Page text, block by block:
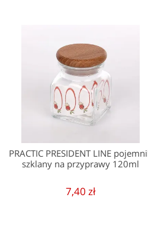
PRACTIC PRESIDENT LINE
szklany na przyprawy 120ml
7,40 zł